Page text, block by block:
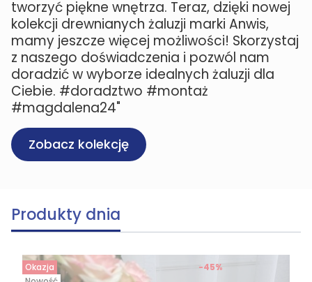
tworzyć piękne wnętrza. Teraz, dzięki nowej
kolekcji drewnianych żaluzji marki Anwis,
mamy jeszcze więcej możliwości! Skorzystaj
z naszego doświadczenia i pozwól nam
doradzić w wyborze idealnych żaluzji dla
Ciebie. #doradztwo #montaż
#magdalena24"
Zobacz kolekcję
Produkty dnia
Okazja
-45%